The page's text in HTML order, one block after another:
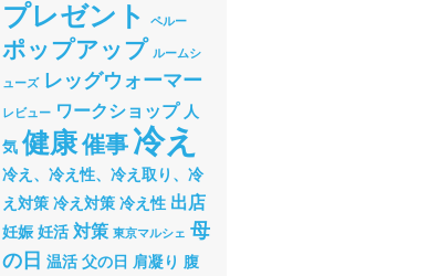
プレゼント ペルー
ポップアップ ルームシ
ューズ レッグウォーマー
レビュー ワークショップ 人
気 健康催事 冷え
冷え、冷え性、冷え取り、冷
え対策 冷え対策 冷え性 出店
妊娠 妊活 対策 東京マルシェ 母
の日 温活 父の日 肩凝り 腹